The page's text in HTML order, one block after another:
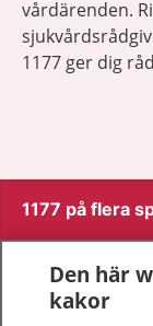
vårdärenden.
1177 ger dig
1177 på flera
Om 1177
Den här
kakor